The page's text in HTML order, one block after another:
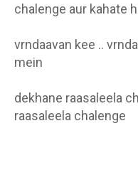
chalenge aur kahate
vrndaavan kee ..
mein
dekhane raasaleela
raasaleela chalenge